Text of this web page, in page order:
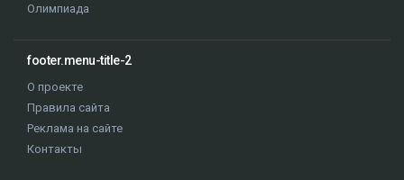
Олимпиада
footer.menu-title-2
О проекте
Правила сайта
Реклама на сайте
Контакты